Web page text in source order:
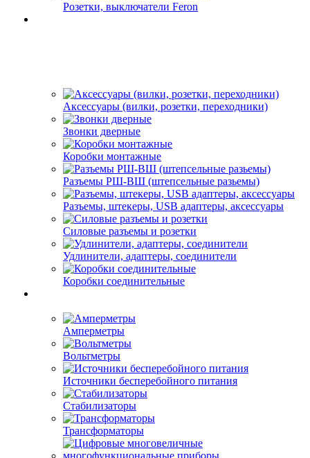
Розетки, выключатели Feron
Аксессуары (вилки, розетки, переходники)
Звонки дверные
Коробки монтажные
Разъемы РШ-ВШ (штепсельные разьемы)
Разъемы, штекеры, USB адаптеры, аксессуары
Силовые разъемы и розетки
Удлинители, адаптеры, соединители
Коробки соединительные
Амперметры
Вольтметры
Источники бесперебойного питания
Стабилизаторы
Трансформаторы